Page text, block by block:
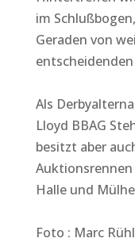
im
Geraden von
Als
Lloyd BBAG
besitzt aber
Auktionsrennen
Halle und
Foto : Marc Rühl